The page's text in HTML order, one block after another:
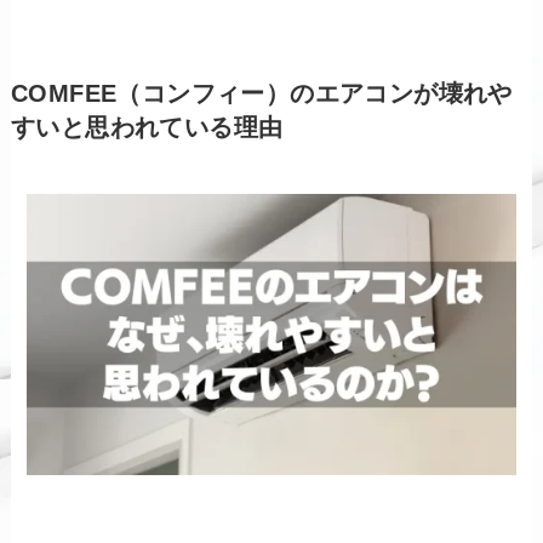
COMFEE（コンフィー）のエアコンが壊れや
すいと思われている理由